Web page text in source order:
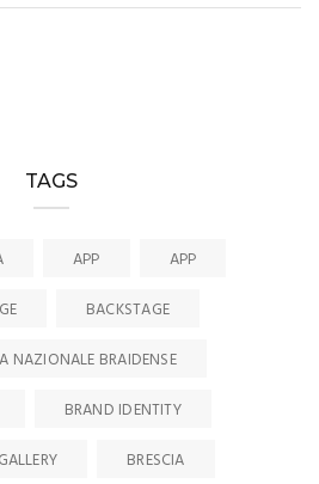
TAGS
APP
APP
BACKSTAGE
NAZIONALE BRAIDENSE
BRAND IDENTITY
BRESCIA